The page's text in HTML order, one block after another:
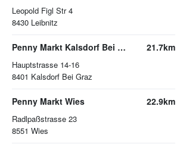
Leopold Figl Str 4
8430 Leibnitz
Penny Markt Kalsdorf Bei Graz
Hauptstrasse 14-16
8401 Kalsdorf Bei Graz
21.7km
Penny Markt Wies
Radlpaßstrasse 23
8551 Wies
22.9km